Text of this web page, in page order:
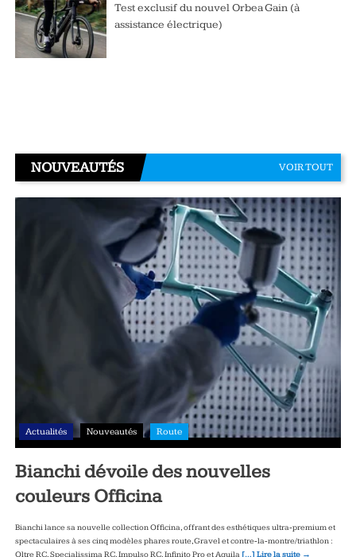
Test exclusif du nouvel Orbea Gain (à
assistance électrique)
NOUVEAUTÉS VOIR TOUT
Actualités Nouveautés Route
Bianchi dévoile des nouvelles
couleurs Officina
Bianchi lance sa nouvelle collection Officina, offrant des esthétiques ultra‑premium et
spectaculaires à ses cinq modèles phares route, Gravel et contre‑la‑montre/triathlon :
Oltre RC, Specialissima RC, Impulso RC, Infinito Pro et Aquila […] Lire la suite →